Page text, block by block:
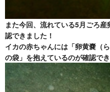
また今回、流れている5月ごろ
認できました！
イカの赤ちゃんには「卵黄嚢（
の袋」を抱えているのが確認でき